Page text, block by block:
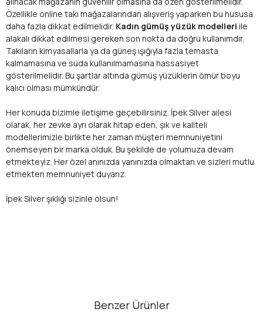
Özellikle online takı mağazalarından alışveriş yaparken bu hususa
daha fazla dikkat edilmelidir. Kadın gümüş yüzük modelleri ile
alakalı dikkat edilmesi gereken son nokta da doğru kullanımdır.
Takıların kimyasallarla ya da güneş ışığıyla fazla temasta
kalmamasına ve suda kullanılmamasına hassasiyet
gösterilmelidir. Bu şartlar altında gümüş yüzüklerin ömür boyu
kalıcı olması mümkündür.
Her konuda bizimle iletişime geçebilirsiniz. İpek Silver ailesi
olarak, her zevke ayrı olarak hitap eden, şık ve kaliteli
modellerimizle birlikte her zaman müşteri memnuniyetini
önemseyen bir marka olduk. Bu şekilde de yolumuza devam
etmekteyiz. Her özel anınızda yanınızda olmaktan ve sizleri mutlu
etmekten memnuniyet duyarız.
İpek Silver şıklığı sizinle olsun!
Benzer Ürünler